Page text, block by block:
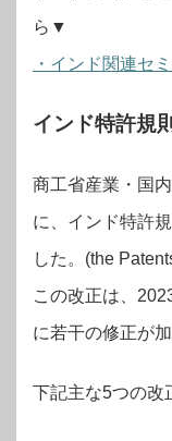
ら▼
・インド関連セ
インド特許規
商工省産業・国
に、インド特許
した。(the
この改正は、
に若干の修正が
下記主な5つの改